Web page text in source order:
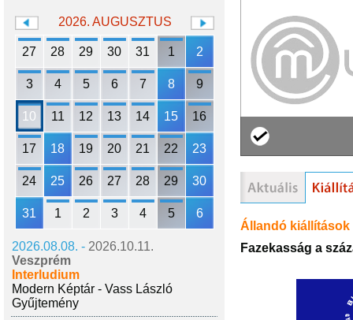
2026. AUGUSZTUS
27 28 29 30 31 1 2
3 4 5 6 7 8 9
10 11 12 13 14 15 16
17 18 19 20 21 22 23
24 25 26 27 28 29 30
31 1 2 3 4 5 6
2026.08.08. - 2026.10.11.
Veszprém
Interludium
Modern Képtár - Vass László
Gyűjtemény
Állandó kiállítások
Fazekasság a